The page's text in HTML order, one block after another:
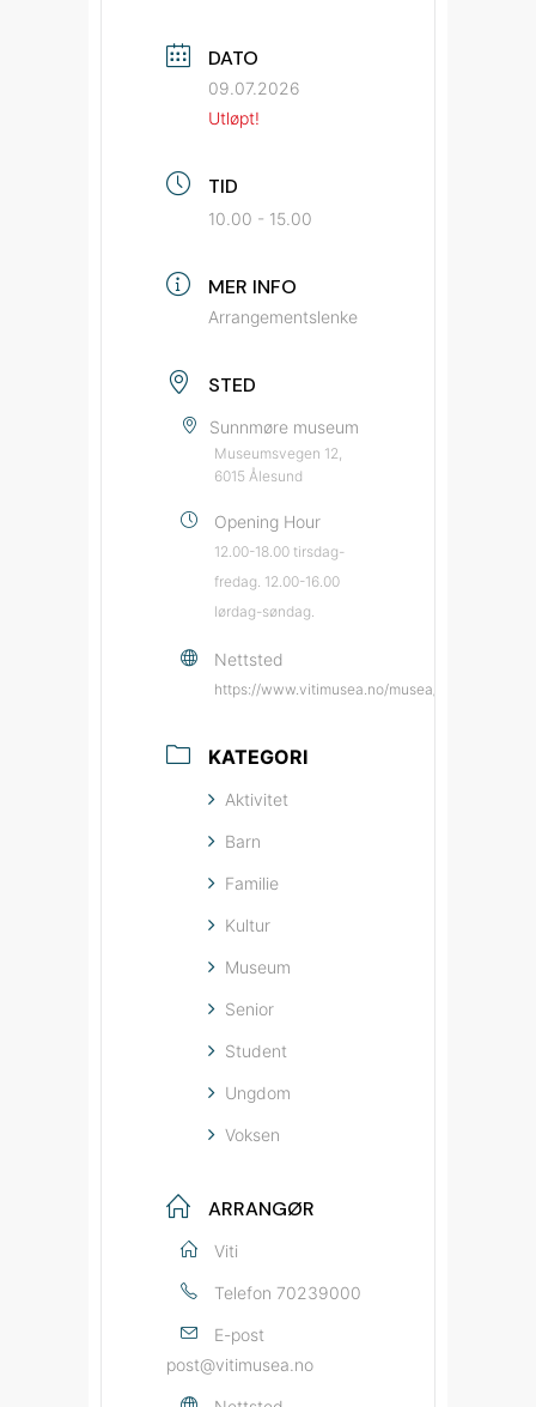
DATO
09.07.2026
Utløpt!
TID
10.00 - 15.00
MER INFO
Arrangementslenke
STED
Sunnmøre museum
Museumsvegen 12,
6015 Ålesund
Opening Hour
12.00-18.00 tirsdag-
fredag. 12.00-16.00
lørdag-søndag.
Nettsted
https://www.vitimusea.no/musea/sunnmoere-
KATEGORI
Aktivitet
Barn
Familie
Kultur
Museum
Senior
Student
Ungdom
Voksen
ARRANGØR
Viti
Telefon 70239000
E-post
post@vitimusea.no